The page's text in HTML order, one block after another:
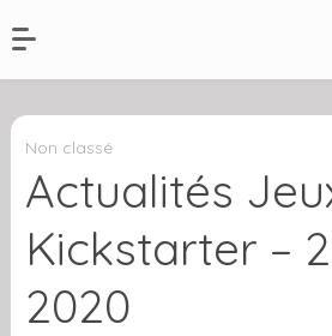
Non classé
Actualités
Kickstarter –
2020